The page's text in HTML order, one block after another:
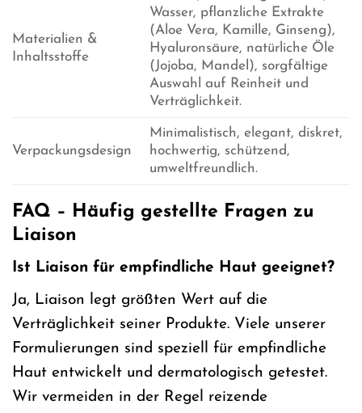
Materialien &
Inhaltsstoffe
Wasser, pflanzliche Extrakte
(Aloe Vera, Kamille, Ginseng),
Hyaluronsäure, natürliche Öle
(Jojoba, Mandel), sorgfältige
Auswahl auf Reinheit und
Verträglichkeit.
Verpackungsdesign
Minimalistisch, elegant, diskret,
hochwertig, schützend,
umweltfreundlich.
FAQ – Häufig gestellte Fragen zu
Liaison
Ist Liaison für empfindliche Haut geeignet?
Ja, Liaison legt größten Wert auf die
Verträglichkeit seiner Produkte. Viele unserer
Formulierungen sind speziell für empfindliche
Haut entwickelt und dermatologisch getestet.
Wir vermeiden in der Regel reizende